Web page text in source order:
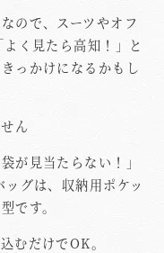
ので、スーツやオフ
く見たら高知！」と
っかけになるかもし
ん
が見当たらない！」
グは、収納用ポケッ
です。
むだけでOK。